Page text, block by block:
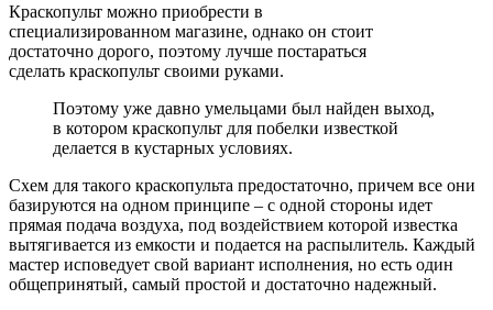
Краскопульт можно приобрести в
специализированном магазине, однако он стоит
достаточно дорого, поэтому лучше постараться
сделать краскопульт своими руками.
Поэтому уже давно умельцами был найден выход,
в котором краскопульт для побелки известкой
делается в кустарных условиях.
Схем для такого краскопульта предостаточно, причем все они
базируются на одном принципе – с одной стороны идет
прямая подача воздуха, под воздействием которой известка
вытягивается из емкости и подается на распылитель. Каждый
мастер исповедует свой вариант исполнения, но есть один
общепринятый, самый простой и достаточно надежный.